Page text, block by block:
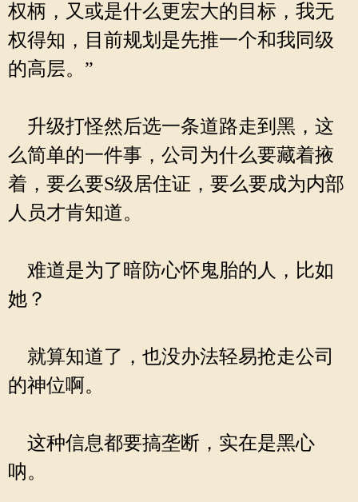
权柄，又或是什么更宏大的目标，我无
权得知，目前规划是先推一个和我同级
的高层。”
升级打怪然后选一条道路走到黑，这
么简单的一件事，公司为什么要藏着掖
着，要么要S级居住证，要么要成为内部
人员才肯知道。
难道是为了暗防心怀鬼胎的人，比如
她？
就算知道了，也没办法轻易抢走公司
的神位啊。
这种信息都要搞垄断，实在是黑心
呐。